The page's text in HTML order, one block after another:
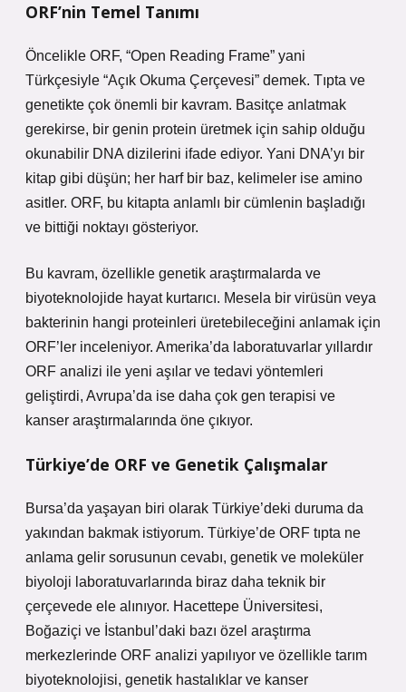
ORF’nin Temel Tanımı
Öncelikle ORF, “Open Reading Frame” yani
Türkçesiyle “Açık Okuma Çerçevesi” demek. Tıpta ve
genetikte çok önemli bir kavram. Basitçe anlatmak
gerekirse, bir genin protein üretmek için sahip olduğu
okunabilir DNA dizilerini ifade ediyor. Yani DNA’yı bir
kitap gibi düşün; her harf bir baz, kelimeler ise amino
asitler. ORF, bu kitapta anlamlı bir cümlenin başladığı
ve bittiği noktayı gösteriyor.
Bu kavram, özellikle genetik araştırmalarda ve
biyoteknolojide hayat kurtarıcı. Mesela bir virüsün veya
bakterinin hangi proteinleri üretebileceğini anlamak için
ORF’ler inceleniyor. Amerika’da laboratuvarlar yıllardır
ORF analizi ile yeni aşılar ve tedavi yöntemleri
geliştirdi, Avrupa’da ise daha çok gen terapisi ve
kanser araştırmalarında öne çıkıyor.
Türkiye’de ORF ve Genetik Çalışmalar
Bursa’da yaşayan biri olarak Türkiye’deki duruma da
yakından bakmak istiyorum. Türkiye’de ORF tıpta ne
anlama gelir sorusunun cevabı, genetik ve moleküler
biyoloji laboratuvarlarında biraz daha teknik bir
çerçevede ele alınıyor. Hacettepe Üniversitesi,
Boğaziçi ve İstanbul’daki bazı özel araştırma
merkezlerinde ORF analizi yapılıyor ve özellikle tarım
biyoteknolojisi, genetik hastalıklar ve kanser